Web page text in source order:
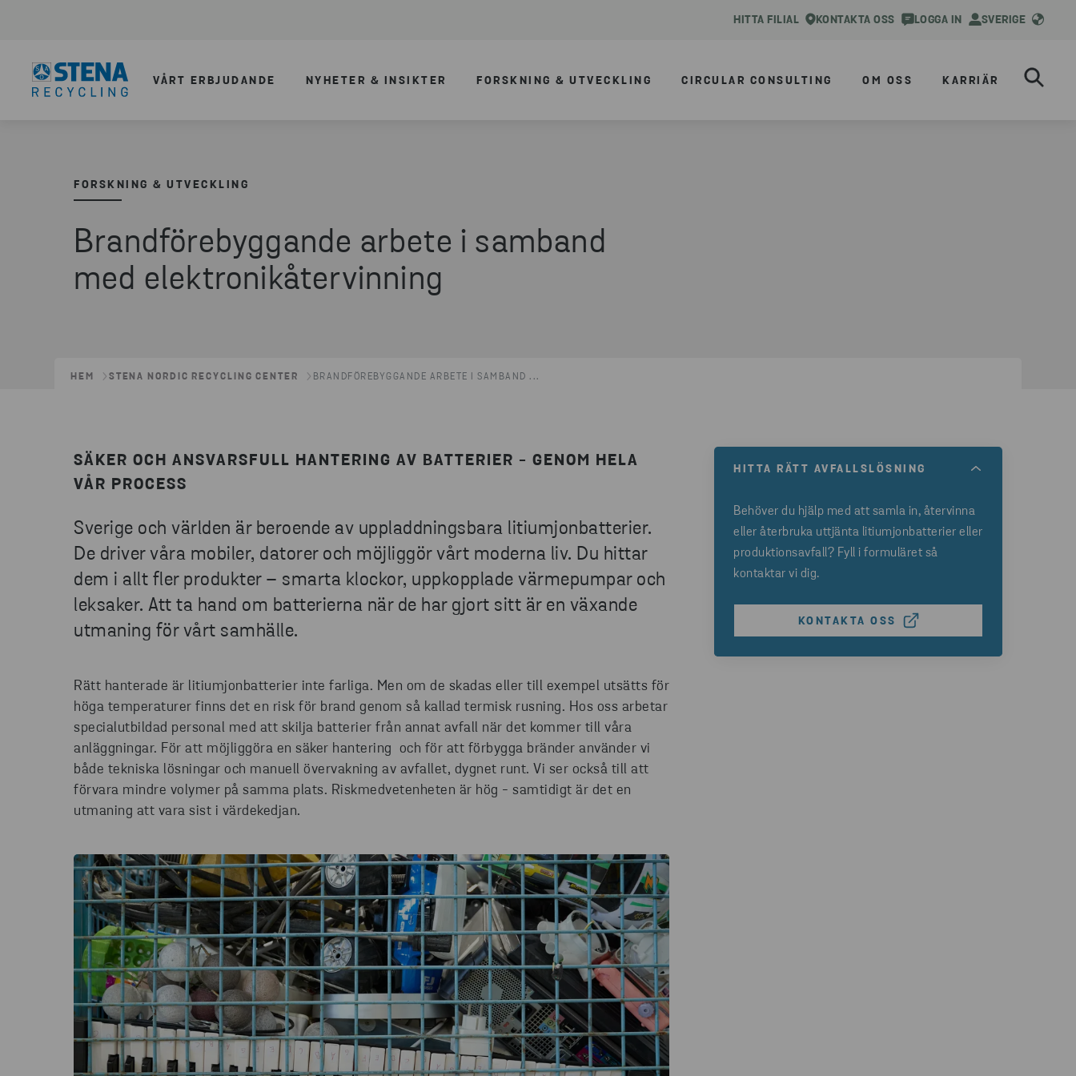
HITTA FILIAL KONTAKTA OSS LOGGA IN SVERIGE
VÅRT ERBJUDANDE NYHETER & INSIKTER FORSKNING & UTVECKLING CIRCULAR CONSULTING OM OSS KARRIÄR
FORSKNING & UTVECKLING
Brandförebyggande arbete i samband
med elektronikåtervinning
HEM STENA NORDIC RECYCLING CENTER BRANDFÖREBYGGANDE ARBETE I SAMBAND ...
SÄKER OCH ANSVARSFULL HANTERING AV BATTERIER - GENOM HELA
VÅR PROCESS
Sverige och världen är beroende av uppladdningsbara litiumjonbatterier.
De driver våra mobiler, datorer och möjliggör vårt moderna liv. Du hittar
dem i allt fler produkter – smarta klockor, uppkopplade värmepumpar och
leksaker. Att ta hand om batterierna när de har gjort sitt är en växande
utmaning för vårt samhälle.
Rätt hanterade är litiumjonbatterier inte farliga. Men om de skadas eller till exempel utsätts för
höga temperaturer finns det en risk för brand genom så kallad termisk rusning. Hos oss arbetar
specialutbildad personal med att skilja batterier från annat avfall när det kommer till våra
anläggningar. För att möjliggöra en säker hantering och för att förbygga bränder använder vi
både tekniska lösningar och manuell övervakning av avfallet, dygnet runt. Vi ser också till att
förvara mindre volymer på samma plats. Riskmedvetenheten är hög - samtidigt är det en
utmaning att vara sist i värdekedjan.
HITTA RÄTT AVFALLSLÖSNING
Behöver du hjälp med att samla in, återvinna
eller återbruka uttjänta litiumjonbatterier eller
produktionsavfall? Fyll i formuläret så
kontaktar vi dig.
KONTAKTA OSS